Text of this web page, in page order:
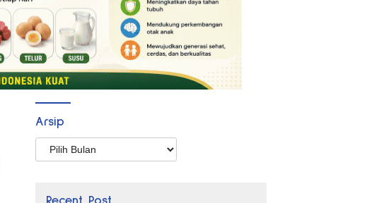
Arsip
Arsip